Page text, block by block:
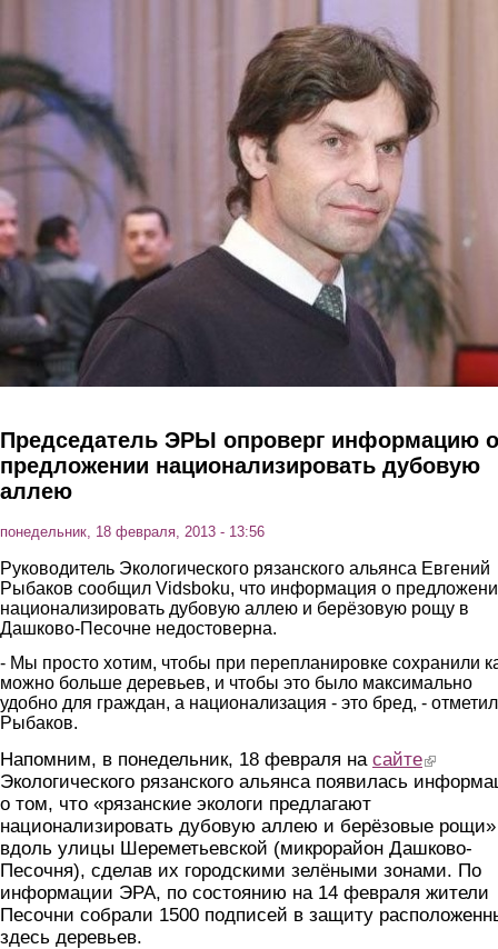
Председатель ЭРЫ опроверг информацию о
предложении национализировать дубовую
аллею
понедельник, 18 февраля, 2013 - 13:56
Руководитель Экологического рязанского альянса Евгений
Рыбаков сообщил Vidsboku, что информация о
национализировать дубовую аллею и берёзовую рощу в
Дашково-Песочне недостоверна.
- Мы просто хотим, чтобы при перепланировке сохранили
можно больше деревьев, и чтобы это было максимально
удобно для граждан, а национализация - это бред, - отметил
Рыбаков.
Напомним, в понедельник, 18 февраля на сайте(link is
Экологического рязанского альянса появилась
о том, что «рязанские экологи предлагают
национализировать дубовую аллею и берёзовые рощи»
вдоль улицы Шереметьевской (микрорайон Дашково-
Песочня), сделав их городскими зелёными зонами. По
информации ЭРА, по состоянию на 14 февраля жители
Песочни собрали 1500 подписей в защиту
здесь деревьев.